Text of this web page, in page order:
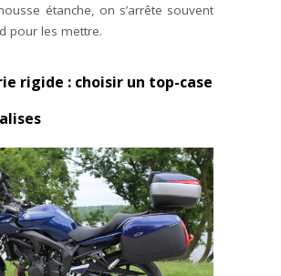
étanche, on s’arrête souvent
pour les mettre.
rigide : choisir un top-case